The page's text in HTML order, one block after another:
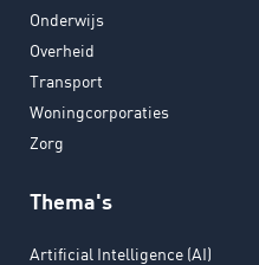
Onderwijs
Overheid
Transport
Woningcorporaties
Zorg
Thema's
Artificial Intelligence (AI)